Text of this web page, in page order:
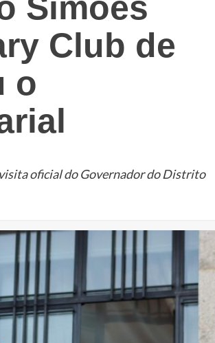
Club de
o
oficial do Governador do Distrito